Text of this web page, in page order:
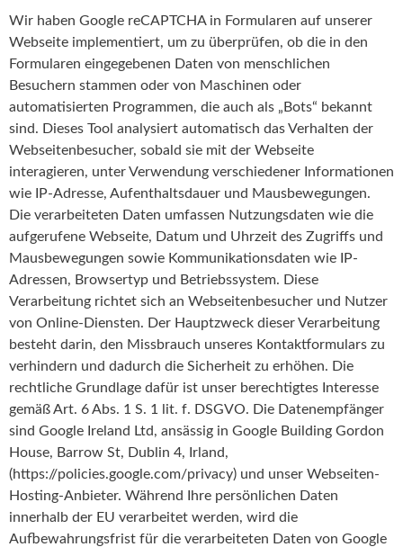
Wir haben Google reCAPTCHA in Formularen auf unserer
Webseite implementiert, um zu überprüfen, ob die in den
Formularen eingegebenen Daten von menschlichen
Besuchern stammen oder von Maschinen oder
automatisierten Programmen, die auch als „Bots“ bekannt
sind. Dieses Tool analysiert automatisch das Verhalten der
Webseitenbesucher, sobald sie mit der Webseite
interagieren, unter Verwendung verschiedener Informationen
wie IP-Adresse, Aufenthaltsdauer und Mausbewegungen.
Die verarbeiteten Daten umfassen Nutzungsdaten wie die
aufgerufene Webseite, Datum und Uhrzeit des Zugriffs und
Mausbewegungen sowie Kommunikationsdaten wie IP-
Adressen, Browsertyp und Betriebssystem. Diese
Verarbeitung richtet sich an Webseitenbesucher und Nutzer
von Online-Diensten. Der Hauptzweck dieser Verarbeitung
besteht darin, den Missbrauch unseres Kontaktformulars zu
verhindern und dadurch die Sicherheit zu erhöhen. Die
rechtliche Grundlage dafür ist unser berechtigtes Interesse
gemäß Art. 6 Abs. 1 S. 1 lit. f. DSGVO. Die Datenempfänger
sind Google Ireland Ltd, ansässig in Google Building Gordon
House, Barrow St, Dublin 4, Irland,
(https://policies.google.com/privacy) und unser Webseiten-
Hosting-Anbieter. Während Ihre persönlichen Daten
innerhalb der EU verarbeitet werden, wird die
Aufbewahrungsfrist für die verarbeiteten Daten von Google